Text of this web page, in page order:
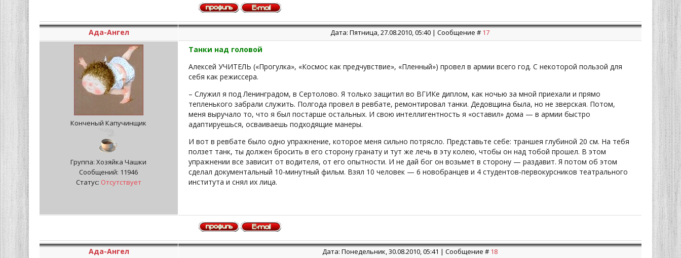
Ада-Ангел Дата: Пятница, 27.08.2010, 05:40 | Сообщение # 17
Конченый Капучинщик
Группа: Хозяйка Чашки
Сообщений: 11946
Статус: Отсутствует
Танки над головой
Алексей УЧИТЕЛЬ («Прогулка», «Космос как предчувствие», «Пленный») провел в армии всего год. С некоторой пользой для
себя как режиссера.
– Служил я под Ленинградом, в Сертолово. Я только защитил во ВГИКе диплом, как ночью за мной приехали и прямо
тепленького забрали служить. Полгода провел в ревбате, ремонтировал танки. Дедовщина была, но не зверская. Потом,
меня выручало то, что я был постарше остальных. И свою интеллигентность я «оставил» дома — в армии быстро
адаптируешься, осваиваешь подходящие манеры.
И вот в ревбате было одно упражнение, которое меня сильно потрясло. Представьте себе: траншея глубиной 20 см. На тебя
ползет танк, ты должен бросить в его сторону гранату и тут же лечь в эту колею, чтобы он над тобой прошел. В этом
упражнении все зависит от водителя, от его опытности. И не дай бог он возьмет в сторону — раздавит. Я потом об этом
сделал документальный 10-минутный фильм. Взял 10 человек — 6 новобранцев и 4 студентов-первокурсников театрального
института и снял их лица.
Ада-Ангел Дата: Понедельник, 30.08.2010, 05:41 | Сообщение # 18